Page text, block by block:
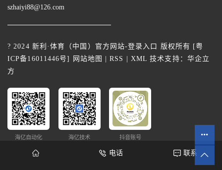
szhaiyi88@126.com
? 2024 新利·体育（中国）官方网站-登录入口 版权所有 [粤
ICP备16011446号] 网站地图 |RSS | XML 技术支持： 华企立
方
海亿自动化 海亿技术 抖音账号
电话 联系